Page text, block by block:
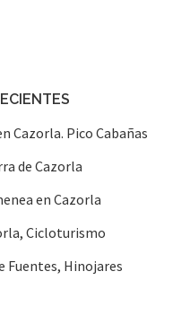
Cazorla. Pico Cabañas
de Cazorla
en Cazorla
Cicloturismo
Fuentes, Hinojares